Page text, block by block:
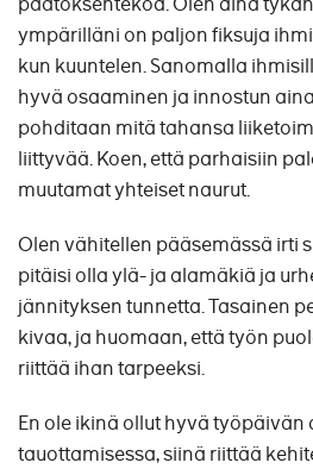
ympärilläni on paljon fiksuja
kun kuuntelen. Sanomalla
hyvä osaaminen ja innostun
pohditaan mitä tahansa
liittyvää. Koen, että parhaisiin
muutamat yhteiset naurut.
Olen vähitellen pääsemässä irti
pitäisi olla ylä- ja alamäkiä ja
jännityksen tunnetta. Tasainen
kivaa, ja huomaan, että työn
riittää ihan tarpeeksi.
En ole ikinä ollut hyvä työpäivän
tauottamisessa, siinä riittää